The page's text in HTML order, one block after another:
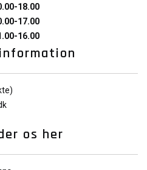
18.00
17.00
16.00
os her